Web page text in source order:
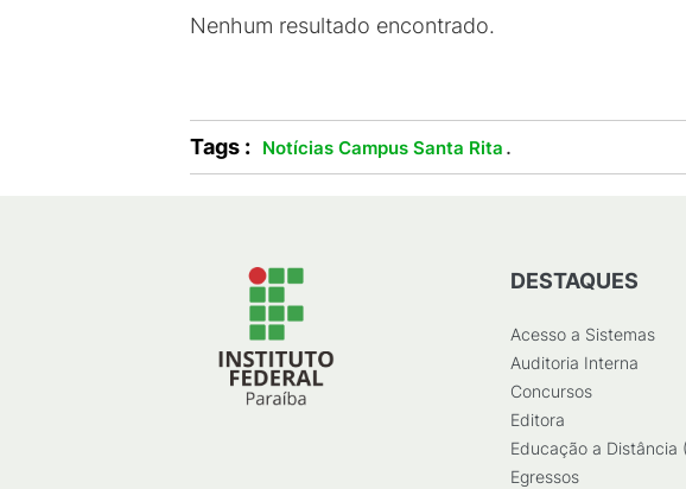
Nenhum resultado encontrado.
Tags : Notícias Campus Santa Rita .
DESTAQUES
Acesso a Sistemas
Auditoria Interna
Concursos
Editora
Educação a Distância
Egressos